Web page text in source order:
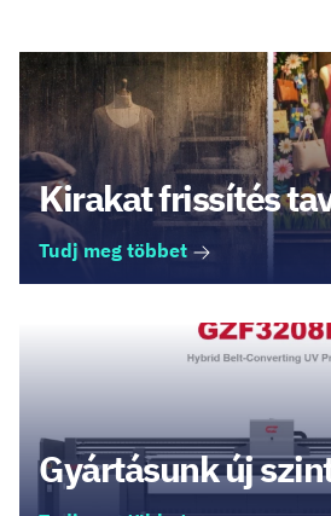
Kirakat frissítés
Tudj meg többet
Gyártásunk új